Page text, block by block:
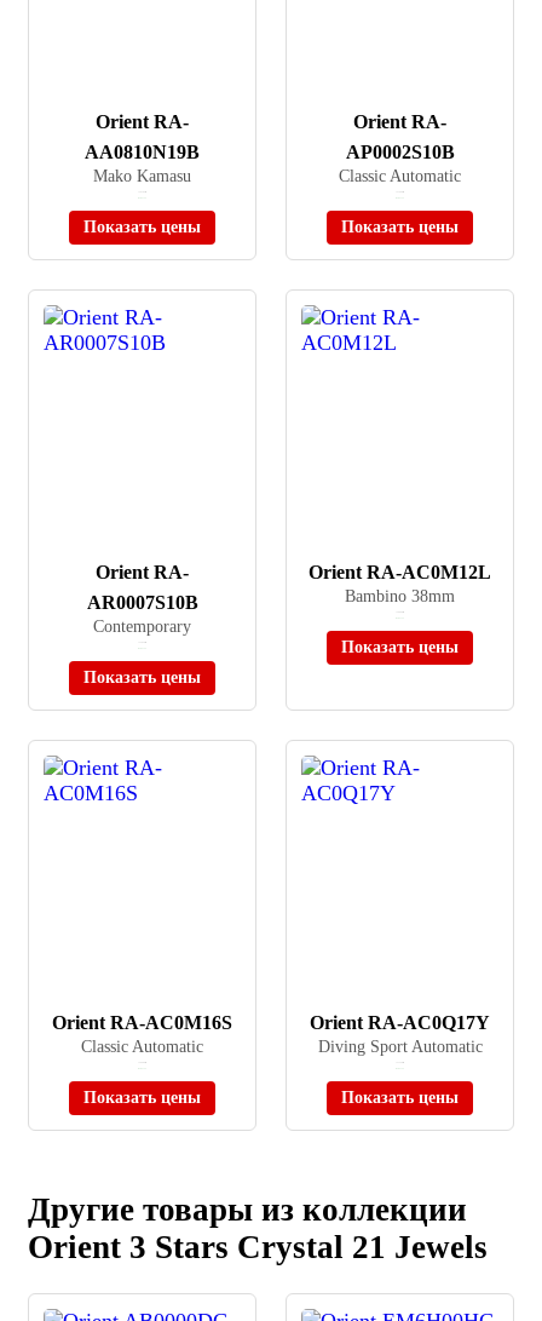
Orient RA-
AA0810N19B
Mako Kamasu
Показать цены
Orient RA-
AP0002S10B
Classic Automatic
Показать цены
Orient RA-
AR0007S10B
Contemporary
Показать цены
Orient RA-AC0M12L
Bambino 38mm
Показать цены
Orient RA-AC0M16S
Classic Automatic
Показать цены
Orient RA-AC0Q17Y
Diving Sport Automatic
Показать цены
Другие товары из коллекции
Orient 3 Stars Crystal 21 Jewels